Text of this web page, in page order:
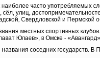
часто употребляемых
улиц,
Свердловской и Пермской
местных спортивных
Юлаев», в Омске -
соседних государств. В